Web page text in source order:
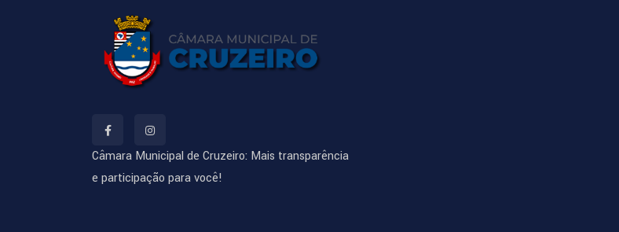
Câmara Municipal de Cruzeiro: Mais transparência
e participação para você!